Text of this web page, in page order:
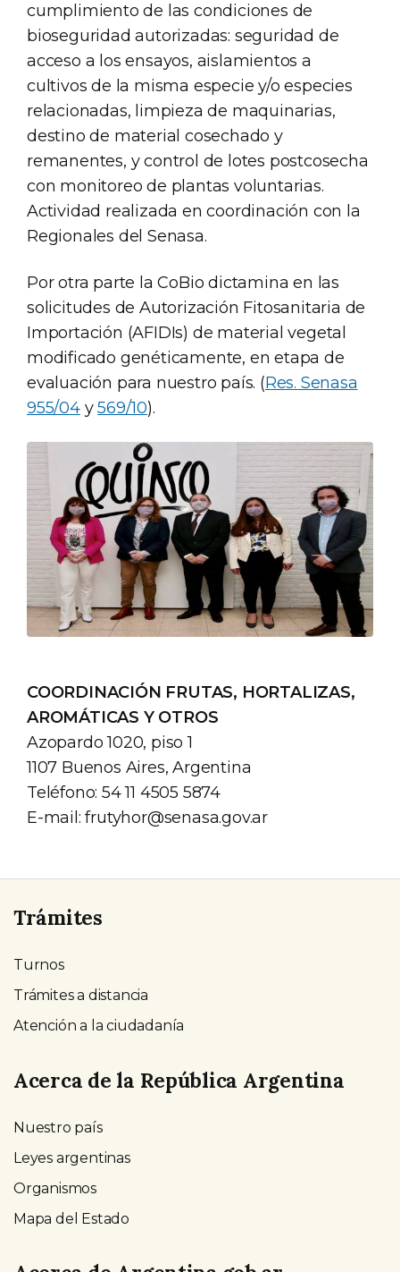
cumplimiento de las condiciones de
bioseguridad autorizadas: seguridad de
acceso a los ensayos, aislamientos a
cultivos de la misma especie y/o especies
relacionadas, limpieza de maquinarias,
destino de material cosechado y
remanentes, y control de lotes postcosecha
con monitoreo de plantas voluntarias.
Actividad realizada en coordinación con la
Regionales del Senasa.
Por otra parte la CoBio dictamina en las
solicitudes de Autorización Fitosanitaria de
Importación (AFIDIs) de material vegetal
modificado genéticamente, en etapa de
evaluación para nuestro país. (Res. Senasa
955/04y569/10).
COORDINACIÓN FRUTAS, HORTALIZAS,
AROMÁTICAS Y OTROS
Azopardo 1020, piso 1
1107 Buenos Aires, Argentina
Teléfono: 54 11 4505 5874
E-mail:frutyhor@senasa.gov.ar
Trámites
Turnos
Trámites a distancia
Atención a la ciudadanía
Acerca de la República Argentina
Nuestro país
Leyes argentinas
Organismos
Mapa del Estado